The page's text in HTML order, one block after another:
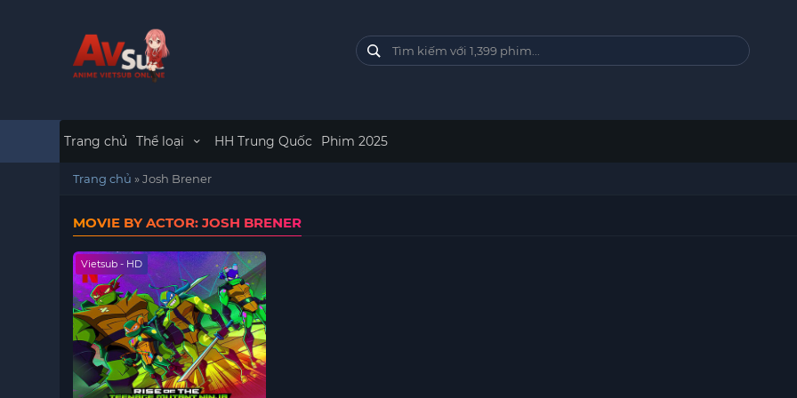
Trang chủ Thể loại HH Trung Quốc Phim 2025
Trang chủ »Josh Brener
MOVIE BY ACTOR: JOSH BRENER
Vietsub - HD